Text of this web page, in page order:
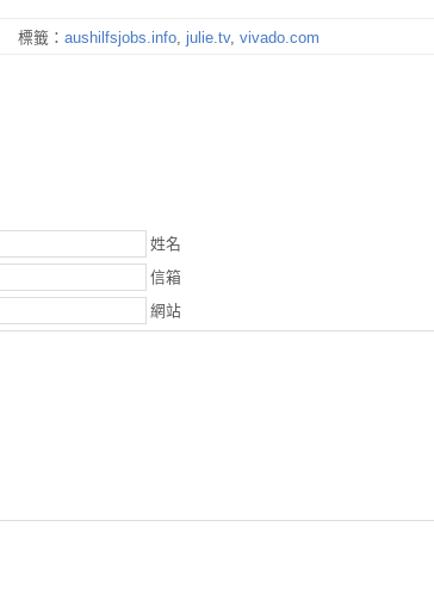
標籤： aushilfsjobs.info, julie.tv, vivado.com
姓名
信箱
網站